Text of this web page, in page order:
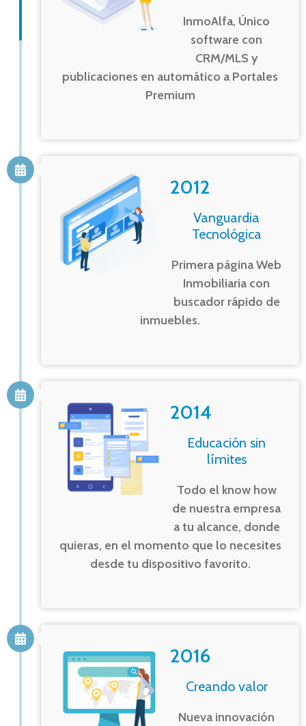
InmoAlfa, Único
software con
CRM/MLS y
publicaciones en automático a Portales
Premium
2012
Vanguardia
Tecnológica
Primera página Web
Inmobiliaria con
buscador rápido de
inmuebles.
2014
Educación sin
límites
Todo el know how
de nuestra empresa
a tu alcance, donde
quieras, en el momento que lo necesites
desde tu dispositivo favorito.
2016
Creando valor
Nueva innovación